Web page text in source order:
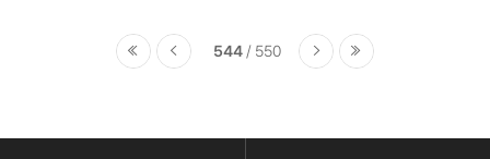
544 550
하